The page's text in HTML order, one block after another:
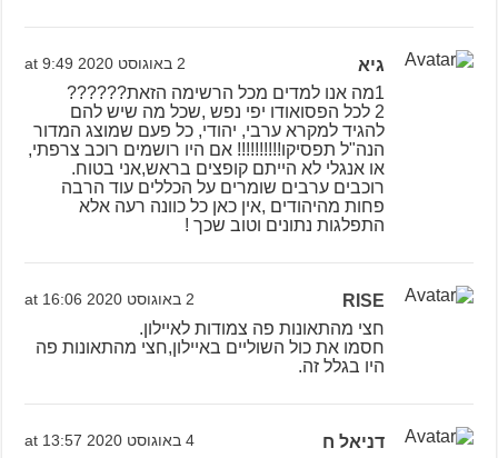
גיא 2 באוגוסט 2020 at 9:49
1מה אנו למדים מכל הרשימה הזאת??????
2 לכל הפסואודו יפי נפש ,שכל מה שיש להם
להגיד למקרא ערבי, יהודי, כל פעם שמוצג המדור
הנה"ל תפסיקו!!!!!!!!!! אם היו רושמים רוכב צרפתי,
או אנגלי לא הייתם קופצים בראש,אני בטוח.
רוכבים ערבים שומרים על הכללים עוד הרבה
פחות מהיהודים ,אין כאן כל כוונה רעה אלא
התפלגות נתונים וטוב שכך !
RISE 2 באוגוסט 2020 at 16:06
חצי מהתאונות פה צמודות לאיילון.
חסמו את כול השוליים באיילון,חצי מהתאונות פה
היו בגלל זה.
דניאל ח 4 באוגוסט 2020 at 13:57